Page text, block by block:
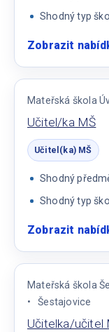
Shodný typ
Zobrazit
Mateřská škola
Učitel/ka MŠ
Učitel(ka) MŠ
Shodný
Shodný typ
Zobrazit
Mateřská škola
Šestajovice
Učitelka/učitel